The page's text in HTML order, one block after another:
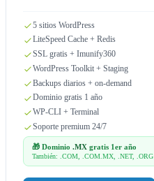
5 sitios WordPress
LiteSpeed Cache + Redis
SSL gratis + Imunify360
WordPress Toolkit + Staging
Backups diarios + on-demand
Dominio gratis 1 año
WP-CLI + Terminal
Soporte premium 24/7
🎁 Dominio .MX gratis 1er año
También: .COM, .COM.MX, .NET, .ORG